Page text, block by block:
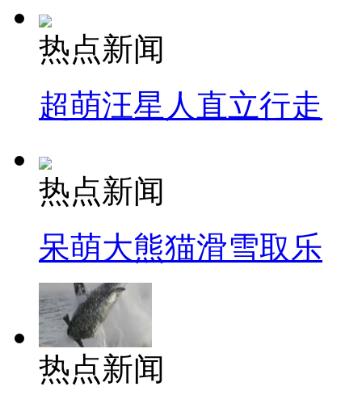
热点新闻
超萌汪星人直立行走
热点新闻
呆萌大熊猫滑雪取乐
热点新闻